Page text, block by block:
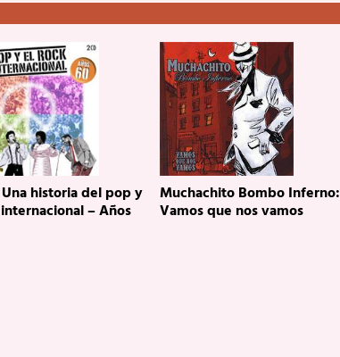
historia del pop y
– Años
Muchachito Bombo Inferno:
Vamos que nos vamos